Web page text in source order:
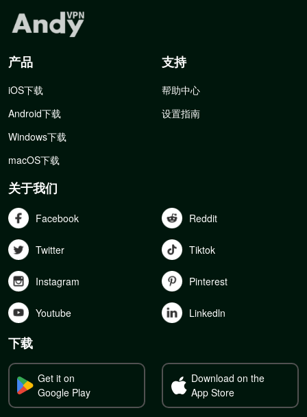
产品
iOS下载
Android下载
Windows下载
macOS下载
支持
帮助中心
设置指南
关于我们
Facebook Reddit
Twitter Tiktok
Instagram Pinterest
Youtube Linkedln
下载
Get it on
Google Play
Download on the
App Store